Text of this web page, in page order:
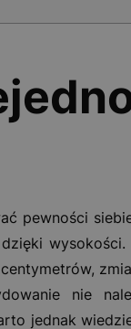
pewności
wysokości.
nie
jednak